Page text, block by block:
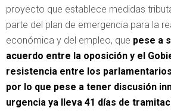
proyecto que establece medidas
parte del plan de emergencia para la
económica y del empleo, que pese a
acuerdo entre la oposición y el
resistencia entre los
por lo que pese a tener discusión
urgencia ya lleva 41 días de